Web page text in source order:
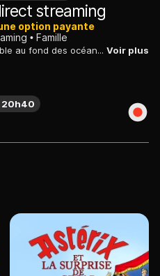
streaming
option payante
Famille
Alors qu'ils mènent une vie paisible au fond des océans, deux tortues, capturées par des braconniers, se retrouvent dans un aquarium de Dubaï. Voir plus
20h40